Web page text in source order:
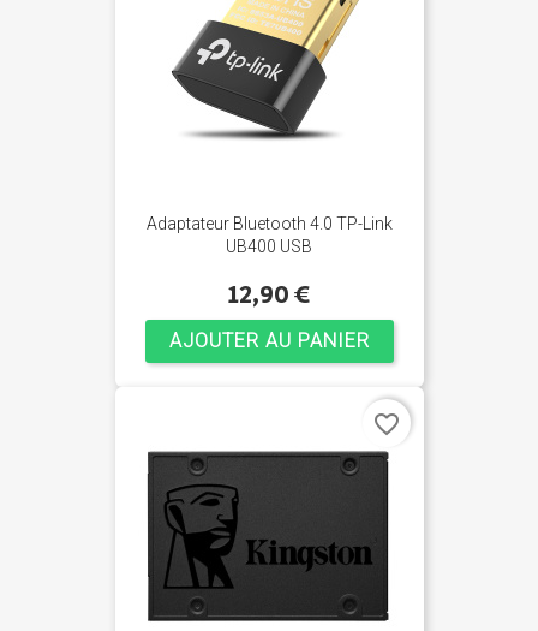
Adaptateur Bluetooth 4.0 TP-Link
UB400 USB
12,90 €
AJOUTER AU PANIER
favorite_border